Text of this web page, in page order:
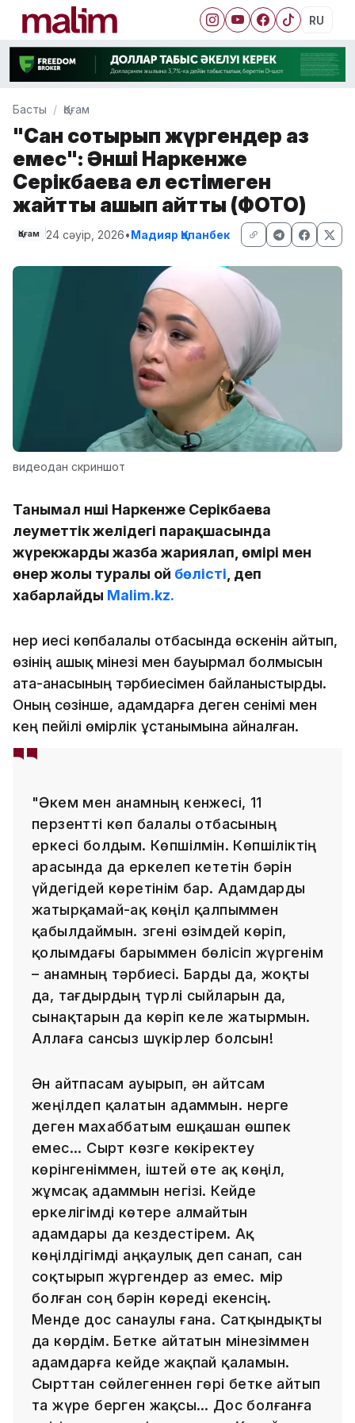
RU
Басты Қоғам
"Сан соқтырып жүргендер аз
емес": Әнші Наркенже
Серікбаева ел естімеген
жайтты ашып айтты (ФОТО)
Қоғам 24 сәуір, 2026•Мадияр Қапанбек
видеодан скриншот
Танымал әнші Наркенже Серікбаева
әлеуметтік желідегі парақшасында
жүрекжарды жазба жариялап, өмірі мен
өнер жолы туралы ой бөлісті , деп
хабарлайды Malim.kz.
Өнер иесі көпбалалы отбасында өскенін айтып,
өзінің ашық мінезі мен бауырмал болмысын
ата-анасының тәрбиесімен байланыстырды.
Оның сөзінше, адамдарға деген сенімі мен
кең пейілі өмірлік ұстанымына айналған.
"Әкем мен анамның кенжесі, 11
перзентті көп балалы отбасының
еркесі болдым. Көпшілмін. Көпшіліктің
арасында да еркелеп кететін бәрін
үйдегідей көретінім бар. Адамдарды
жатырқамай-ақ көңіл қалпыммен
қабылдаймын. Өзгені өзімдей көріп,
қолымдағы барыммен бөлісіп жүргенім
– анамның тәрбиесі. Барды да, жоқты
да, тағдырдың түрлі сыйларын да,
сынақтарын да көріп келе жатырмын.
Аллаға сансыз шүкірлер болсын!
Ән айтпасам ауырып, ән айтсам
жеңілдеп қалатын адаммын. Өнерге
деген махаббатым ешқашан өшпек
емес... Сырт көзге көкіректеу
көрінгеніммен, іштей өте ақ көңіл,
жұмсақ адаммын негізі. Кейде
еркелігімді көтере алмайтын
адамдары да кездестірем. Ақ
көңілдігімді аңқаулық деп санап, сан
соқтырып жүргендер аз емес. Өмір
болған соң бәрін көреді екенсің.
Менде дос санаулы ғана. Сатқындықты
да көрдім. Бетке айтатын мінезіммен
адамдарға кейде жақпай қаламын.
Сырттан сөйлегеннен гөрі бетке айтып
та жүре берген жақсы… Дос болғанға